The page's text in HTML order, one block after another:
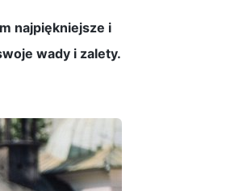
najpiękniejsze i
wady i zalety.